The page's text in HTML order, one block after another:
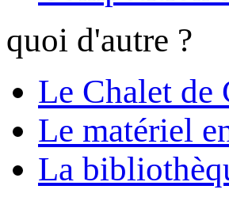
quoi d'autre ?
Le Chalet de
Le matériel
La